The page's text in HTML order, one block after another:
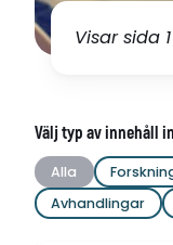
Visar sida
Välj typ av innehåll
Alla
Avhandlingar